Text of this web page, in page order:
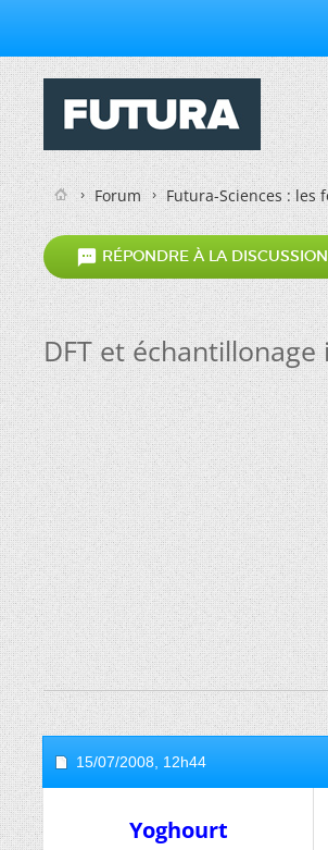
Forum Futura-Sciences : les
 RÉPONDRE À LA DISCUSSION
DFT et
15/07/2008, 12h44
Yoghourt